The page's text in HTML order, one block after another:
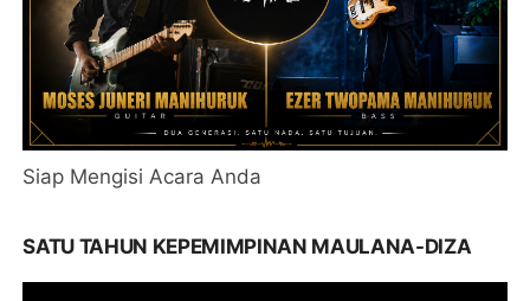
Siap Mengisi Acara Anda
SATU TAHUN KEPEMIMPINAN MAULANA-DIZA